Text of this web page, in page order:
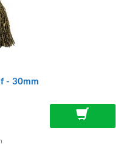
- 30mm